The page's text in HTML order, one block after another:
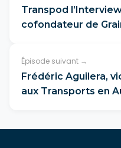
Transpod
cofondateur de
Épisode suivant →
Frédéric Aguilera,
aux Transports en